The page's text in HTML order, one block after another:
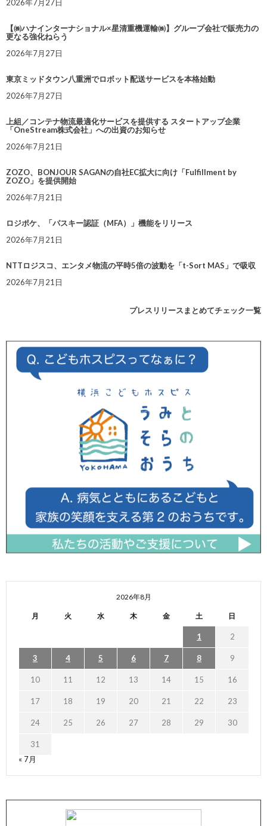
2026年7月27日
【㈱ハナインターナショナル×星清重機運輸㈱】グループ会社で販売力の
更なる強化ねらう
2026年7月27日
東京ミッドタウン八重洲でロボット配送サービスを本格始動
2026年7月27日
上組／コンテナ物流最適化サービスを提供する スタートアップ企業
「OneStream株式会社」への出資のお知らせ
2026年7月21日
ZOZO、BONJOUR SAGANの自社EC拡大に向け「Fulfillment by
ZOZO」を提供開始
2026年7月21日
ロジポケ、「パスキー認証（MFA）」機能をリリース
2026年7月21日
NTTロジスコ、エンタメ物流の平時5倍の波動を「t-Sort MAS」で吸収
2026年7月21日
プレスリリースまとめてチェック一覧
2026年8月
月 火 水 木 金 土 日
1 2
3 4 5 6 7 8 9
10 11 12 13 14 15 16
17 18 19 20 21 22 23
24 25 26 27 28 29 30
31
« 7月